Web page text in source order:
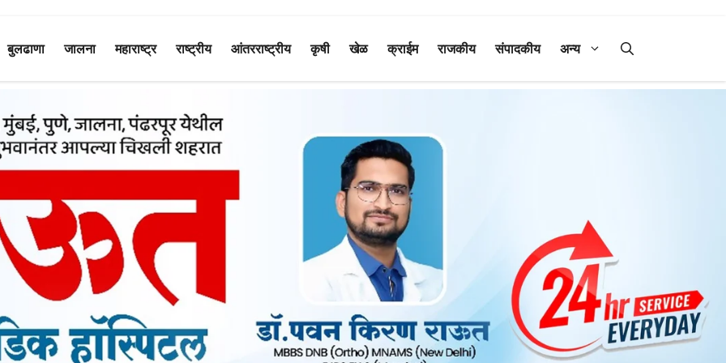
बुलढाणा जालना महाराष्ट्र राष्ट्रीय आंतरराष्ट्रीय कृषी खेळ क्राईम राजकीय संपादकीय अन्य